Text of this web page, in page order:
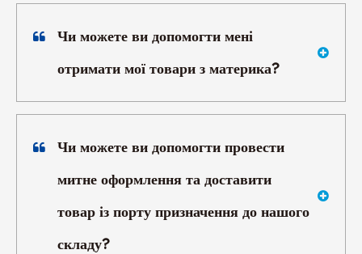
Чи можете ви допомогти мені
отримати мої товари з материка?
Чи можете ви допомогти провести
митне оформлення та доставити
товар із порту призначення до нашого
складу?